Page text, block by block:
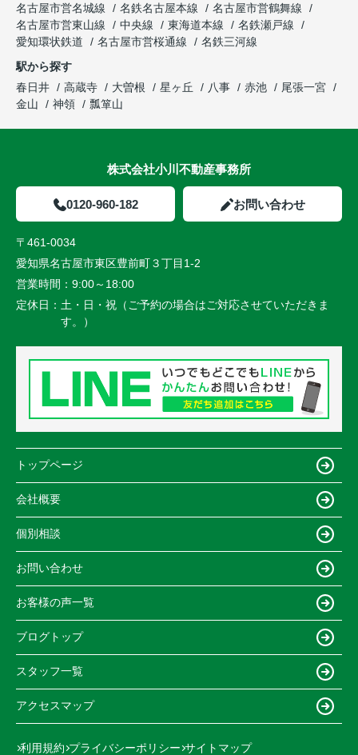
名古屋市営名城線
名鉄名古屋本線
名古屋市営鶴舞線
名古屋市営東山線
中央線 東海道本線
名鉄瀬戸線
愛知環状鉄道
名古屋市営桜通線
名鉄三河線
駅から探す
春日井
高蔵寺 大曽根 星ヶ丘 八事 赤池
尾張一宮
金山
神領 瓢箪山
株式会社小川不動産事務所
0120-960-182 お問い合わせ
〒461-0034
愛知県名古屋市東区豊前町３丁目1-2
営業時間： 9:00～18:00
定休日： 土・日・祝（ご予約の場合はご対応させていただきま
す。）
トップページ
会社概要
個別相談
お問い合わせ
お客様の声一覧
ブログトップ
スタッフ一覧
アクセスマップ
利用規約 プライバシーポリシー サイトマップ